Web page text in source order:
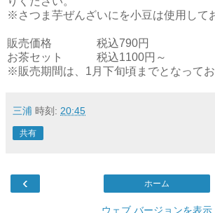
※さつま芋ぜんざいにを小豆は使用して
販売価格 税込790円
お茶セット 税込1100円～
※販売期間は、1月下旬頃までとなってお
三浦 時刻: 20:45
共有
‹ ホーム
ウェブ バージョンを表示